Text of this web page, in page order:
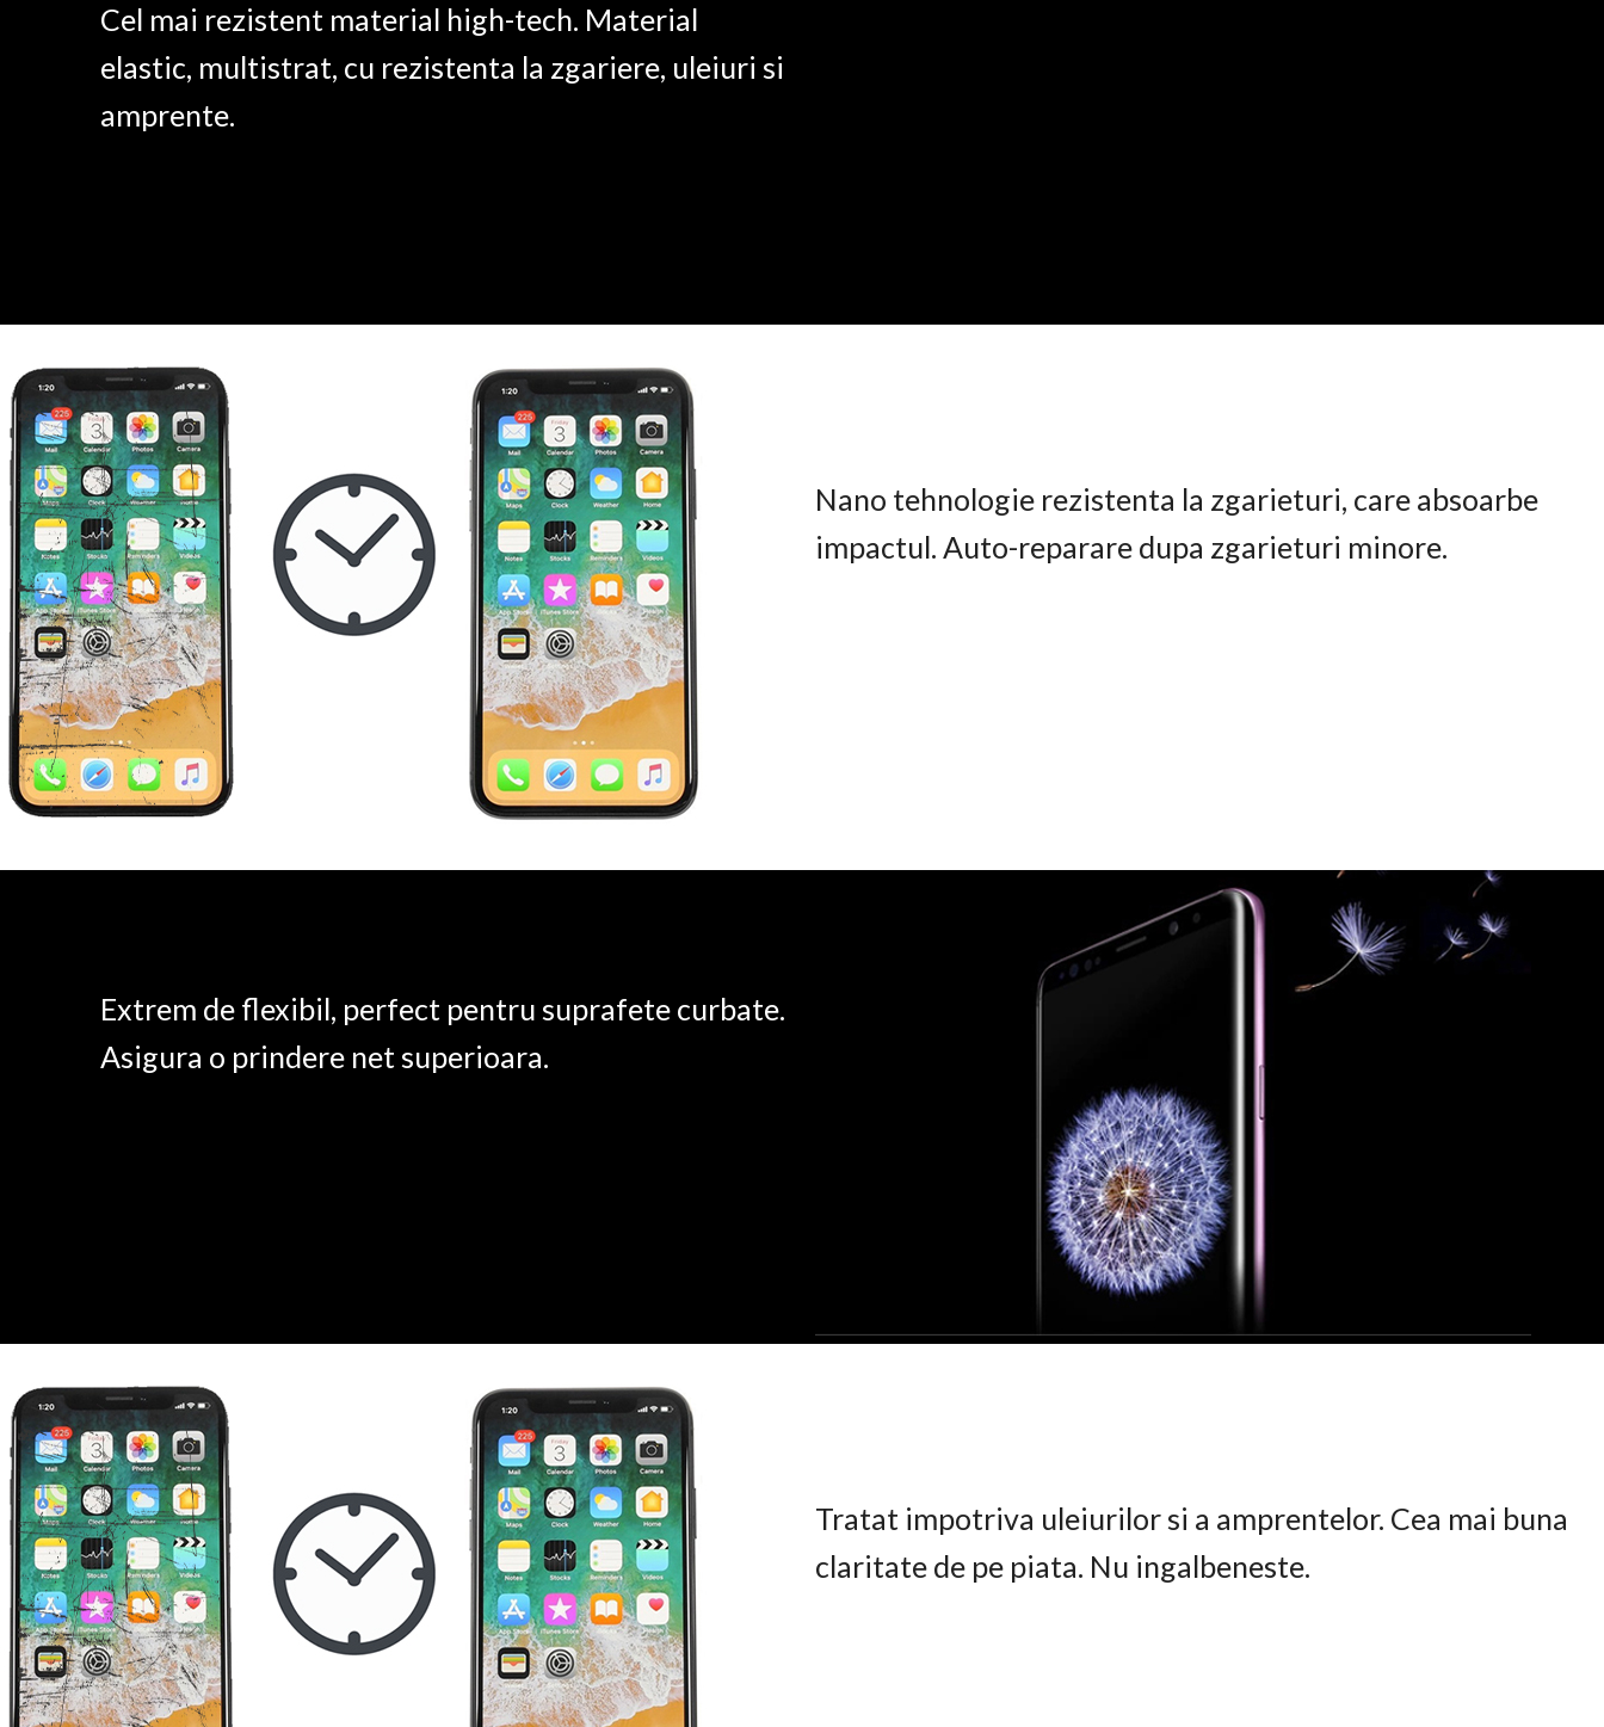
Cel mai rezistent material high-tech. Material
elastic, multistrat, cu rezistenta la zgariere, uleiuri si
amprente.
Nano tehnologie rezistenta la zgarieturi, care absoarbe
impactul. Auto-reparare dupa zgarieturi minore.
Extrem de flexibil, perfect pentru suprafete curbate.
Asigura o prindere net superioara.
Tratat impotriva uleiurilor si a amprentelor. Cea mai buna
claritate de pe piata. Nu ingalbeneste.